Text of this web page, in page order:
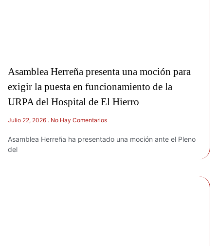
Asamblea Herreña presenta una moción para
exigir la puesta en funcionamiento de la
URPA del Hospital de El Hierro
Julio 22, 2026 No Hay Comentarios
Asamblea Herreña ha presentado una moción ante el Pleno
del